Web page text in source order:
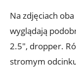
Na zdjęciach
wyglądają
2.5″, dropper.
stromym